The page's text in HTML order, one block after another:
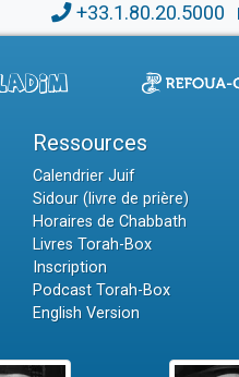
+33.1.80.20.5000
Ressources
Calendrier Juif
Sidour (livre de prière)
Horaires de Chabbath
Livres Torah-Box
Inscription
Podcast Torah-Box
English Version